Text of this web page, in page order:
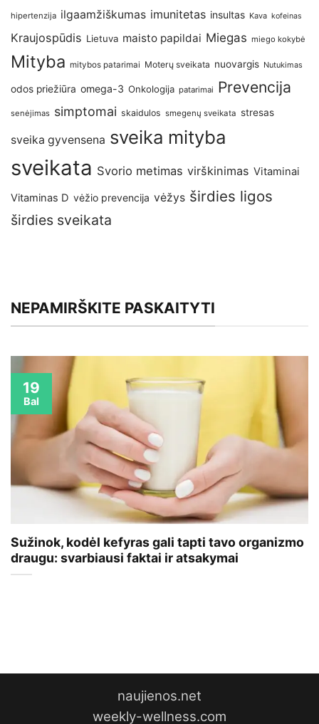
hipertenzija ilgaamžiškumas imunitetas insultas Kava kofeinas
Kraujospūdis Lietuva maisto papildai Miegas miego kokybė
Mityba mitybos patarimai Moterų sveikata nuovargis Nutukimas
odos priežiūra omega-3 Onkologija patarimai Prevencija
senėjimas simptomai skaidulos smegenų sveikata stresas
sveika gyvensena sveika mityba
sveikata Svorio metimas virškinimas Vitaminai
Vitaminas D vėžio prevencija vėžys širdies ligos
širdies sveikata
NEPAMIRŠKITE PASKAITYTI
Sužinok, kodėl kefyras gali tapti tavo organizmo
draugu: svarbiausi faktai ir atsakymai
19
Bal
naujienos.net
weekly-wellness.com